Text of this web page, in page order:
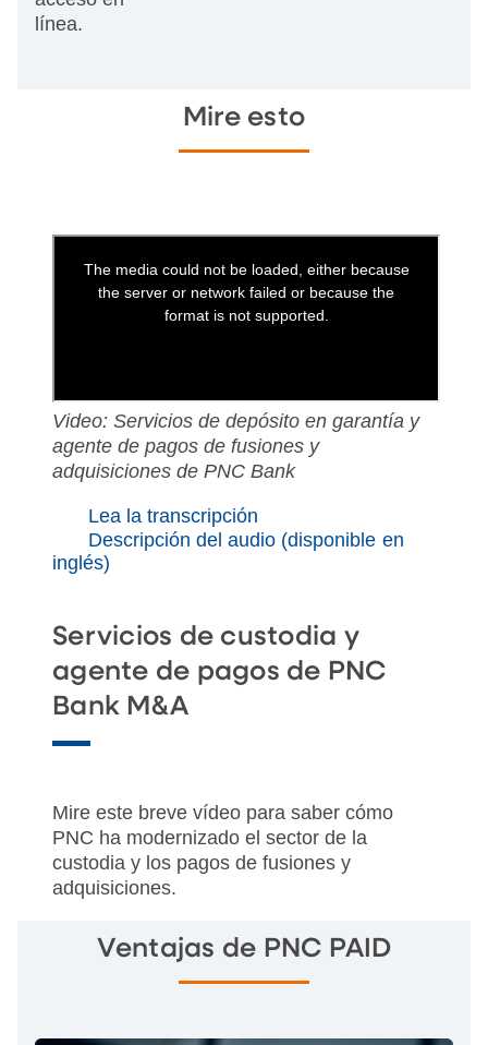
línea.
Mire esto
Video: Servicios de depósito en garantía y
agente de pagos de fusiones y
adquisiciones de PNC Bank
Lea la transcripción
Descripción del audio (disponible en
inglés)
Servicios de custodia y
agente de pagos de PNC
Bank M&A
Mire este breve vídeo para saber cómo
PNC ha modernizado el sector de la
custodia y los pagos de fusiones y
adquisiciones.
Ventajas de PNC PAID